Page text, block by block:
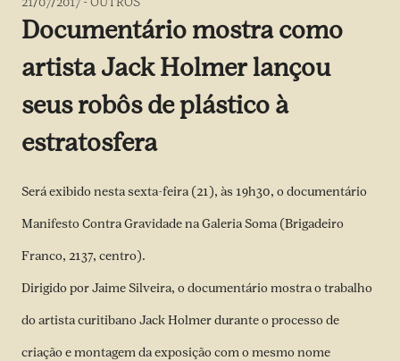
Documentário mostra como
artista Jack Holmer lançou
seus robôs de plástico à
estratosfera
Será exibido nesta sexta-feira (21), às 19h30, o documentário
Manifesto Contra Gravidade na Galeria Soma (Brigadeiro
Franco, 2137, centro).
Dirigido por Jaime Silveira, o documentário mostra o trabalho
do artista curitibano Jack Holmer durante o processo de
criação e montagem da exposição com o mesmo nome